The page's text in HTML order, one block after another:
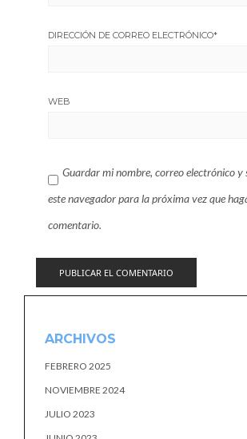
DIRECCIÓN DE CORREO ELECTRÓNICO*
WEB
Guardar mi nombre, correo electrónico y
este navegador para la próxima vez que
comentario.
ARCHIVOS
FEBRERO 2025
NOVIEMBRE 2024
JULIO 2023